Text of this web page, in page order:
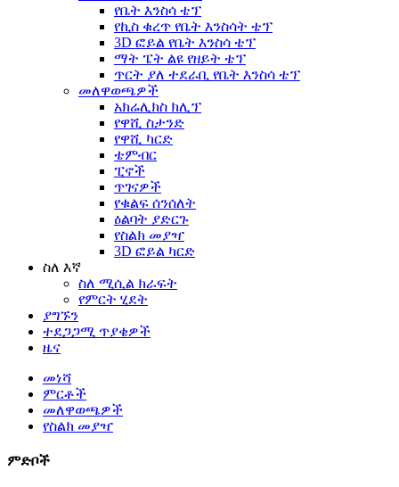
የቤት እንስሳ ቴፕ
የኪስ ቁረጥ የቤት እንስሳት ቴፕ
3D ፎይል የቤት እንስሳ ቴፕ
ማት ፔት ልዩ የዘይት ቴፕ
ጥርት ያለ ተደራቢ የቤት እንስሳ ቴፕ
መለዋወጫዎች
አክሬሊክስ ክሊፕ
የዋሺ ስታንድ
የዋሺ ካርድ
ቴምብር
ፒኖች
ጥገናዎች
የቁልፍ ሰንሰለት
ዕልባት ያድርጉ
የስልክ መያዣ
3D ፎይል ካርድ
ስለ እኛ
ስለ ሚሲል ክራፍት
የምርት ሂደት
ያግኙን
ተደጋጋሚ ጥያቄዎች
ዜና
መነሻ
ምርቶች
መለዋወጫዎች
የስልክ መያዣ
ምድቦች